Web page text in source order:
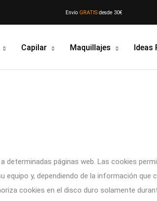
Envío GRATIS desde 30€
Capilar Maquillajes Ideas
determinadas páginas web. Las cookies
y, dependiendo de la información que
cookies en el disco duro solamente